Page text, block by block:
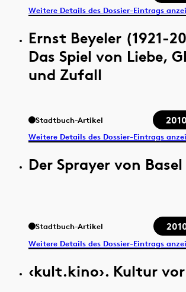
Weitere Details des Dossier-Eintrags
Ernst Beyeler (1921-
Das Spiel von Liebe,
und Zufall
Stadtbuch-Artikel 2010
Weitere Details des Dossier-Eintrags
Der Sprayer von Basel
Stadtbuch-Artikel
Weitere Details des Dossier-Eintrags
‹kult.kino›. Kultur